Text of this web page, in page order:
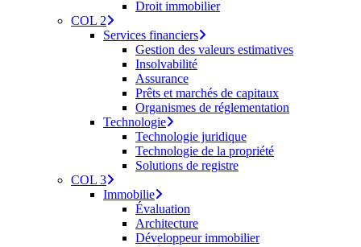
Droit immobilier
COL 2
Services financiers
Gestion des valeurs estimatives
Insolvabilité
Assurance
Prêts et marchés de capitaux
Organismes de réglementation
Technologie
Technologie juridique
Technologie de la propriété
Solutions de registre
COL 3
Immobilie
Évaluation
Architecture
Développeur immobilier